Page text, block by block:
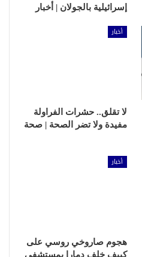
إسرائيلية بالجولان | أخبار
أخبار
لا تقلق.. حشرات الفراولة
مفيدة ولا تضر الصحة | صحة
أخبار
هجوم صاروخي روسي على
كييف خلف دمارا بمستشفى